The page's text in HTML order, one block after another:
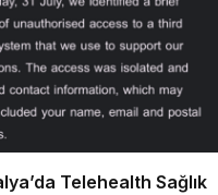
Telehealth Sağlık